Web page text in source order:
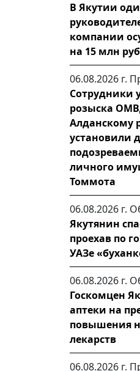
В Якутии
компании
на 15 млн
06.08.2026 г.
Сотрудники
розыска
Алданскому
установили
личного
Томмота
06.08.2026 г.
Якутянин
проехав по
УАЗе
06.08.2026 г.
Госкомцен
аптеки на
повышения
лекарств
06.08.2026 г.